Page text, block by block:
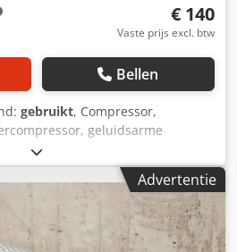
€ 140
Vaste prijs excl. btw
Bellen
gebruikt, Compressor,
geluidsarme
voor tandheelkunde, geluidsarme
Am Ejrf Fabrikant: Jun-Air, stil
OF301 -motorvermogen: 250 W -
2x compressor beschikbaar -
220/160/H230 mm -Gewicht:
Advertentie